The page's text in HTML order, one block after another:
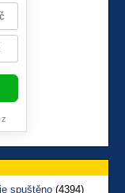
spuštěno (4394)